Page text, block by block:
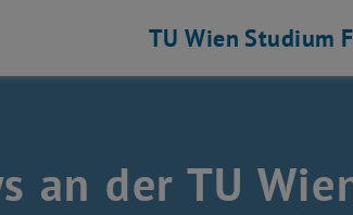
TU Wien Studium
an der TU